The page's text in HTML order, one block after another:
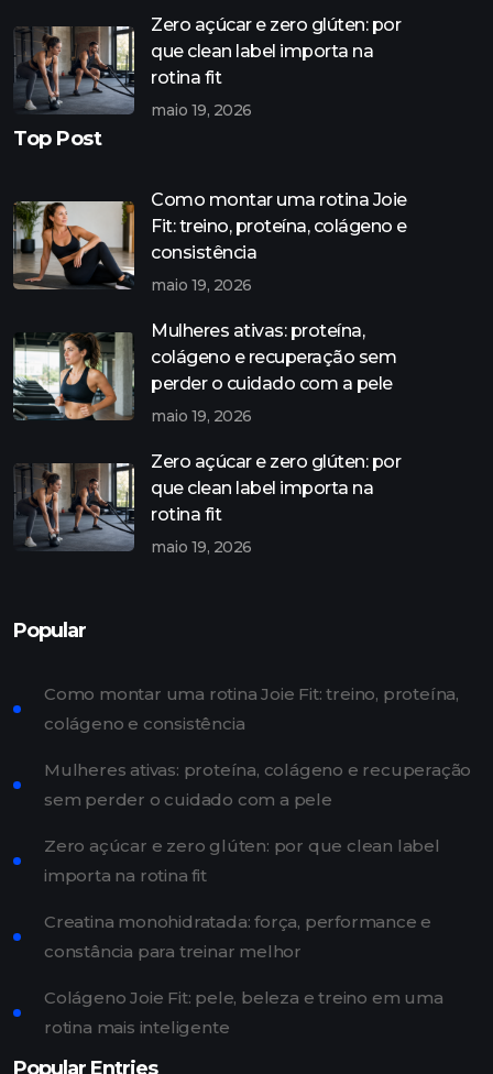
Zero açúcar e zero glúten: por
que clean label importa na
rotina fit
maio 19, 2026
Top Post
Como montar uma rotina Joie
Fit: treino, proteína, colágeno e
consistência
maio 19, 2026
Mulheres ativas: proteína,
colágeno e recuperação sem
perder o cuidado com a pele
maio 19, 2026
Zero açúcar e zero glúten: por
que clean label importa na
rotina fit
maio 19, 2026
Popular
Como montar uma rotina Joie Fit: treino, proteína,
colágeno e consistência
Mulheres ativas: proteína, colágeno e recuperação
sem perder o cuidado com a pele
Zero açúcar e zero glúten: por que clean label
importa na rotina fit
Creatina monohidratada: força, performance e
constância para treinar melhor
Colágeno Joie Fit: pele, beleza e treino em uma
rotina mais inteligente
Popular Entries